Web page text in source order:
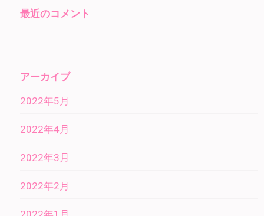
最近のコメント
アーカイブ
2022年5月
2022年4月
2022年3月
2022年2月